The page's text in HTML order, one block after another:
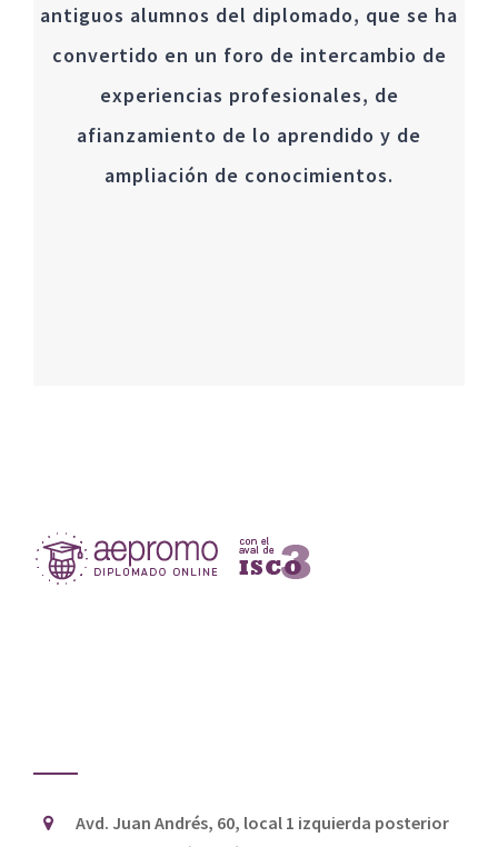
antiguos alumnos del diplomado, que se ha
convertido en un foro de intercambio de
experiencias profesionales, de
afianzamiento de lo aprendido y de
ampliación de conocimientos.
Avd. Juan Andrés, 60, local 1 izquierda posterior